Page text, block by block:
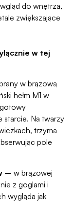
do wnętrza,
zwiększające
w tej
w brązową
hełm M1 w
starcie. Na twarzy
trzyma
pole
– w brązowej
z goglami i
wygląda jak